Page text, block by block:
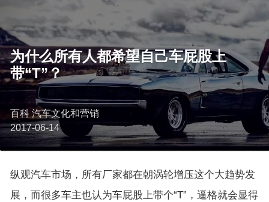
为什么所有人都希望自己车屁股上
带“T”？
百科 汽车文化和营销
2017-06-14
纵观汽车市场，所有厂家都在朝涡轮增压这个大趋势发
展，而很多车主也认为车屁股上带个“T”，逼格就会显得